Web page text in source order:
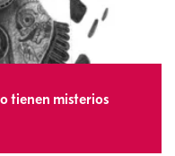
tienen misterios